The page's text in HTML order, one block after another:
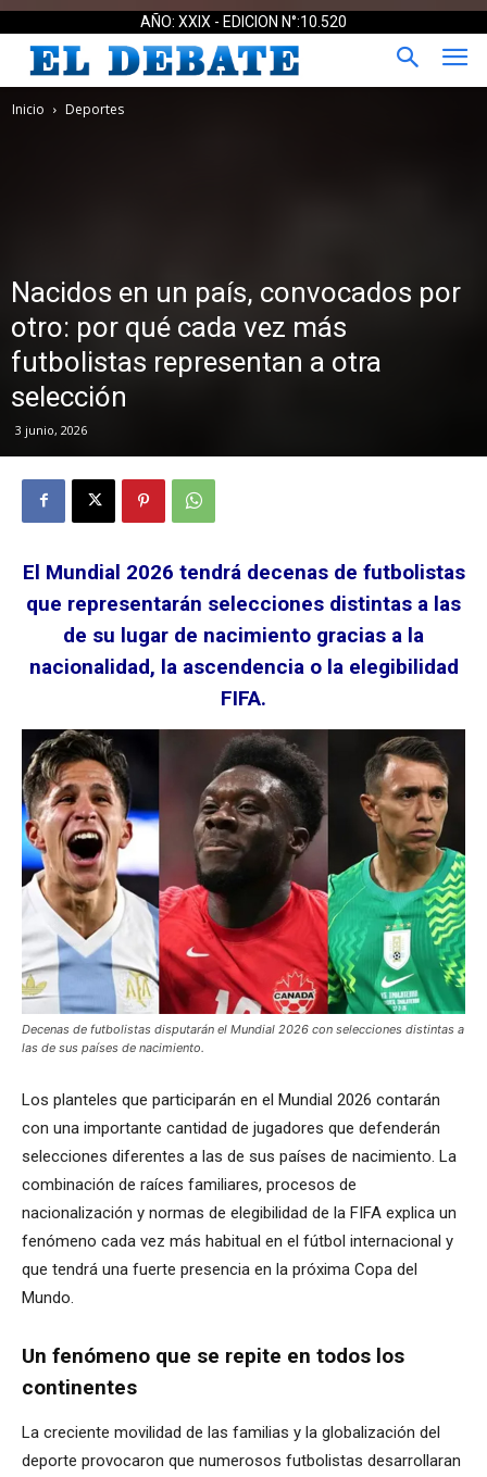
AÑO: XXIX - EDICION N°:10.520
Inicio Deportes
Nacidos en un país, convocados por
otro: por qué cada vez más
futbolistas representan a otra
selección
3 junio, 2026
El Mundial 2026 tendrá decenas de futbolistas
que representarán selecciones distintas a las
de su lugar de nacimiento gracias a la
nacionalidad, la ascendencia o la elegibilidad
FIFA.
Decenas de futbolistas disputarán el Mundial 2026 con selecciones distintas a
las de sus países de nacimiento.
Los planteles que participarán en el Mundial 2026 contarán
con una importante cantidad de jugadores que defenderán
selecciones diferentes a las de sus países de nacimiento. La
combinación de raíces familiares, procesos de
nacionalización y normas de elegibilidad de la FIFA explica un
fenómeno cada vez más habitual en el fútbol internacional y
que tendrá una fuerte presencia en la próxima Copa del
Mundo.
Un fenómeno que se repite en todos los
continentes
La creciente movilidad de las familias y la globalización del
deporte provocaron que numerosos futbolistas desarrollaran